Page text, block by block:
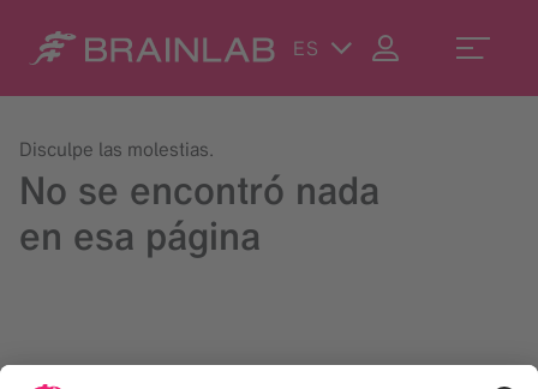
ES
Disculpe las molestias.
No se encontró nada
en esa página